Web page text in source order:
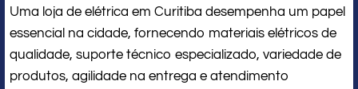
Uma loja de elétrica em Curitiba desempenha um papel
essencial na cidade, fornecendo materiais elétricos de
qualidade, suporte técnico especializado, variedade de
produtos, agilidade na entrega e atendimento